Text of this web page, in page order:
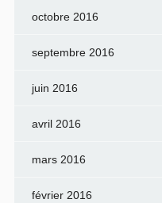
octobre 2016
septembre 2016
juin 2016
avril 2016
mars 2016
février 2016